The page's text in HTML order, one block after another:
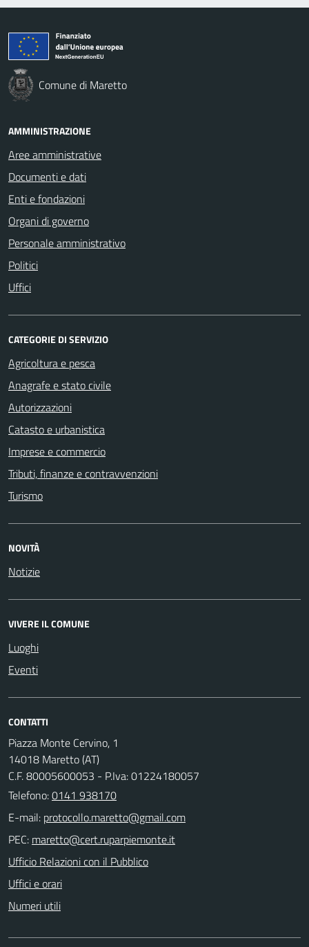
Comune di Maretto
AMMINISTRAZIONE
Aree amministrative
Documenti e dati
Enti e fondazioni
Organi di governo
Personale amministrativo
Politici
Uffici
CATEGORIE DI SERVIZIO
Agricoltura e pesca
Anagrafe e stato civile
Autorizzazioni
Catasto e urbanistica
Imprese e commercio
Tributi, finanze e contravvenzioni
Turismo
NOVITÀ
Notizie
VIVERE IL COMUNE
Luoghi
Eventi
CONTATTI
Piazza Monte Cervino, 1
14018 Maretto (AT)
C.F. 80005600053 - P.Iva: 01224180057
Telefono:0141 938170
E-mail:
PEC:
Ufficio Relazioni con il Pubblico
Uffici e orari
Numeri utili